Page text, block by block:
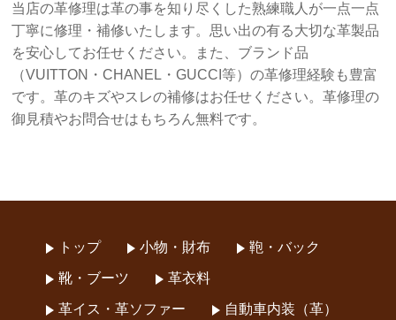
当店の革修理は革の事を知り尽くした熟練職人が一点一点
丁寧に修理・補修いたします。思い出の有る大切な革製品
を安心してお任せください。また、ブランド品
（VUITTON・CHANEL・GUCCI等）の革修理経験も豊富
です。革のキズやスレの補修はお任せください。革修理の
御見積やお問合せはもちろん無料です。
トップ 小物・財布 鞄・バック
靴・ブーツ 革衣料
革イス・革ソファー 自動車内装（革）